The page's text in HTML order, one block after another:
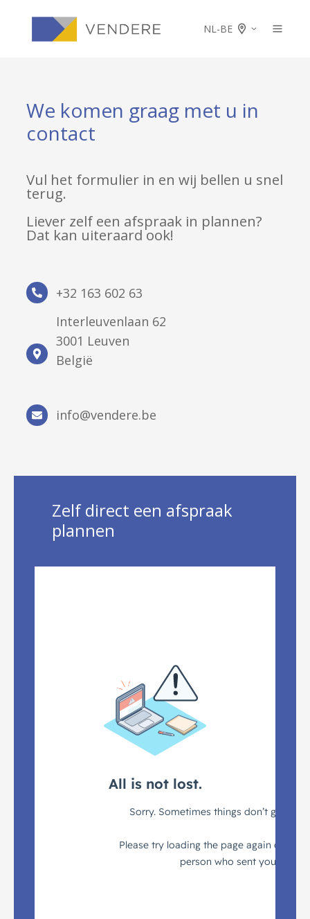
NL-BE
We komen graag met u in
contact
Vul het formulier in en wij bellen u snel
terug.
Liever zelf een afspraak in plannen?
Dat kan uiteraard ook!
+32 163 602 63
+32
163
63
Interleuvenlaan 62
3001 Leuven
België
Interleuvenlaan
3001
info@vendere.be
info@vendere.be
Zelf direct een afspraak
plannen